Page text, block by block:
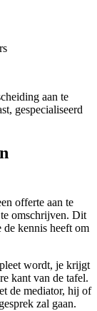
aan te
gespecialiseerd
offerte aan te
omschrijven. Dit
kennis heeft om
wordt, je krijgt
kant van de tafel.
de mediator, hij of
zal gaan.